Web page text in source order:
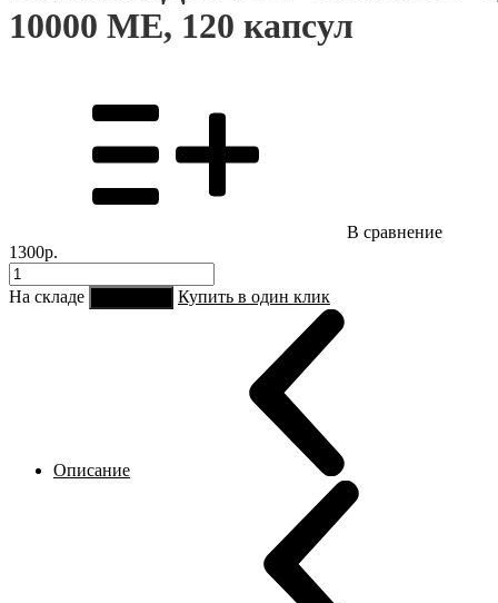
10000 МЕ, 120 капсул
В сравнение
1300р.
На складе Купить в один клик
Описание